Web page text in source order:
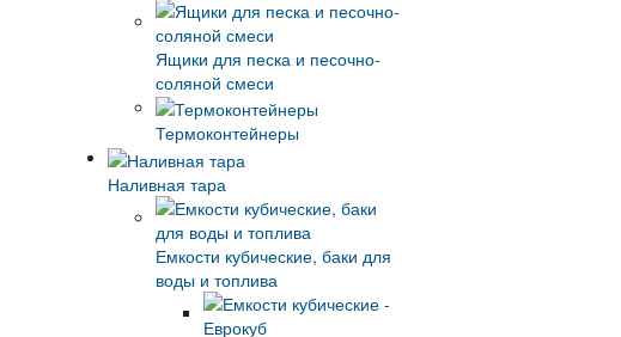
Ящики для песка и песочно-
соляной смеси
Термоконтейнеры
Наливная тара
Емкости кубические, баки для
воды и топлива